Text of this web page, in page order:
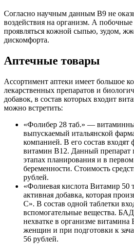
Согласно научным данным В9 не
воздействия на организм. А
проявляться кожной сыпью, зудом,
дискомфорта.
Аптечные товары
Ассортимент аптеки имеет большое
лекарственных препаратов и
добавок, в состав которых входит
можно встретить:
«Фолибер 28 таб.» —
выпускаемый итальянской
компанией. В его состав входят
витамин В12. Данный препарат
этапах планирования и в
беременности. Стоимость
рублей.
«Фолиевая кислота Витамир 50
активная добавка, которая
С». В состав одной таблетки
вспомогательные вещества.
нехватке в организме
женщин и при подготовки к
56 рублей.